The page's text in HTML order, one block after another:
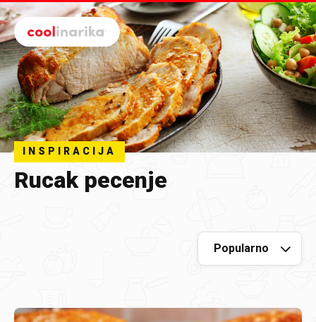
Preskoči na glavni sadržaj
INSPIRACIJA
Rucak pecenje